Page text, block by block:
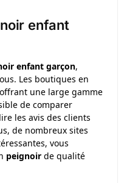
enfant
enfant garçon,
Les boutiques en
une large gamme
de comparer
les avis des clients
de nombreux sites
vous
peignoir de qualité